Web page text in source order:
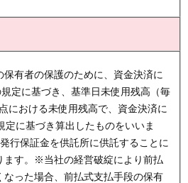
有者の保護のために、資金決済に
定に基づき、基準日未使用残高（毎
における未使用残高で、資金決済に
定に基づき算出したものをいいま
行保証金を供託所に供託することに
ます。※当社の経営破綻により前払
った場合、前払式支払手段の保有